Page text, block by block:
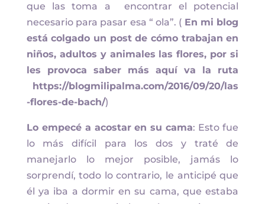
que las toma a encontrar el potencial
necesario para pasar esa “ ola”. ( En mi blog
está colgado un post de cómo trabajan en
niños, adultos y animales las flores, por si
les provoca saber más aquí va la ruta
https://blogmilipalma.com/2016/09/20/las
-flores-de-bach/)
Lo empecé a acostar en su cama: Esto fue
lo más difícil para los dos y traté de
manejarlo lo mejor posible, jamás lo
sorprendí, todo lo contrario, le anticipé que
él ya iba a dormir en su cama, que estaba